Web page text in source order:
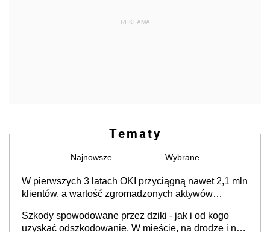
REKLAMA
Tematy
Najnowsze Wybrane
W pierwszych 3 latach OKI przyciągną nawet 2,1 mln
klientów, a wartość zgromadzonych aktywów
Szkody spowodowane przez dziki - jak i od kogo
uzyskać odszkodowanie. W mieście, na drodze i na